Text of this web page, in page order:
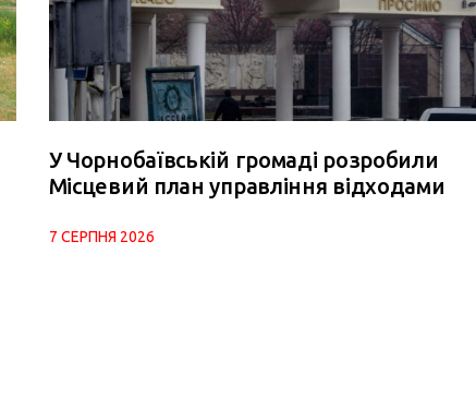
У Чорнобаївській громаді розробили
Місцевий план управління відходами
7 СЕРПНЯ 2026